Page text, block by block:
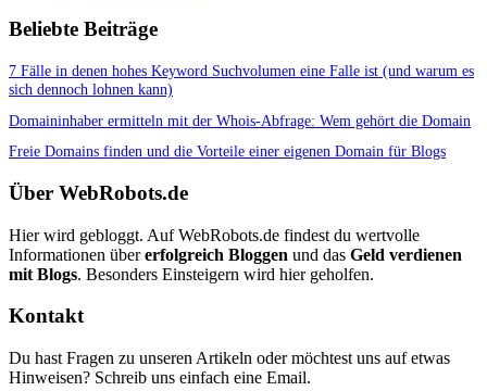
Beliebte Beiträge
7 Fälle in denen hohes Keyword Suchvolumen eine Falle ist (und warum es
sich dennoch lohnen kann)
Domaininhaber ermitteln mit der Whois-Abfrage: Wem gehört die Domain
Freie Domains finden und die Vorteile einer eigenen Domain für Blogs
Über WebRobots.de
Hier wird gebloggt. Auf WebRobots.de findest du wertvolle
Informationen übererfolgreich Bloggen und das Geld verdienen
mit Blogs. Besonders Einsteigern wird hier geholfen.
Kontakt
Du hast Fragen zu unseren Artikeln oder möchtest uns auf etwas
Hinweisen? Schreib uns einfach eine Email.